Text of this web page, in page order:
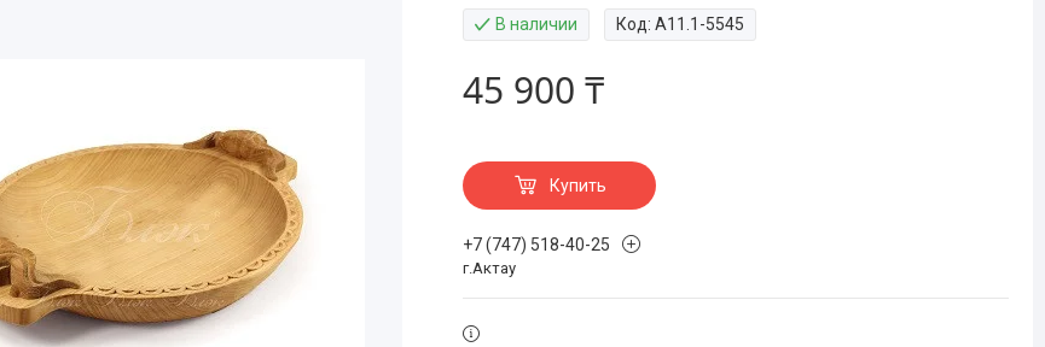
В наличии Код:А11.1-5545
45 900 ₸
Купить
+7 (747) 518-40-25
г.Актау